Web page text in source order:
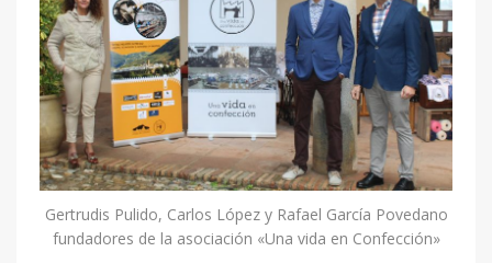
Gertrudis Pulido, Carlos López y Rafael García Povedano
fundadores de la asociación «Una vida en Confección»